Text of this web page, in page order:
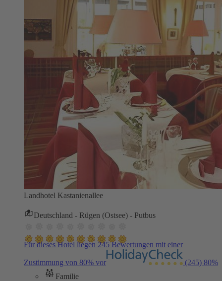
Landhotel Kastanienallee
Deutschland - Rügen (Ostsee) - Putbus
Für dieses Hotel liegen 245 Bewertungen mit einer
Zustimmung von 80% vor (245) 80%
Familie